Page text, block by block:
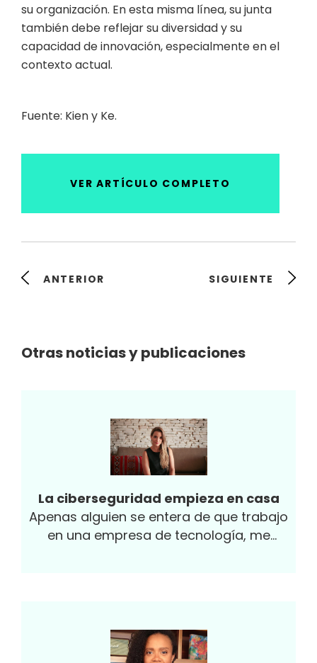
su organización. En esta misma línea, su junta
también debe reflejar su diversidad y su
capacidad de innovación, especialmente en el
contexto actual.
Fuente: Kien y Ke.
VER ARTÍCULO COMPLETO
ANTERIOR SIGUIENTE
Otras noticias y publicaciones
La ciberseguridad empieza en casa
Apenas alguien se entera de que trabajo
en una empresa de tecnología, me
así que mi respuesta es “no lo sé”.